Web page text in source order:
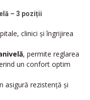
– 3 poziții
clinici și îngrijirea
, permite reglarea
un confort optim
asigură rezistență și